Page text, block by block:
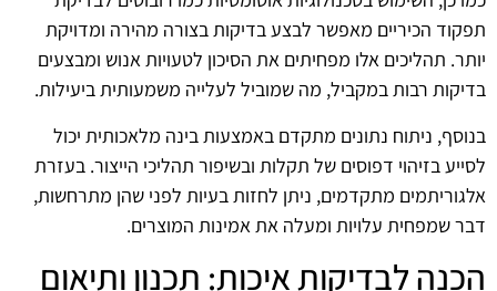
תפקוד הכיריים מאפשר לבצע בדיקות בצורה מהירה ומדויקת
יותר. תהליכים אלו מפחיתים את הסיכון לטעויות אנוש ומבצעים
בדיקות רבות במקביל, מה שמוביל לעלייה משמעותית ביעילות.
בנוסף, ניתוח נתונים מתקדם באמצעות בינה מלאכותית יכול
לסייע בזיהוי דפוסים של תקלות ובשיפור תהליכי הייצור. בעזרת
אלגוריתמים מתקדמים, ניתן לחזות בעיות לפני שהן מתרחשות,
דבר שמפחית עלויות ומעלה את אמינות המוצרים.
הכנה לבדיקות איכות: תכנון ותיאום